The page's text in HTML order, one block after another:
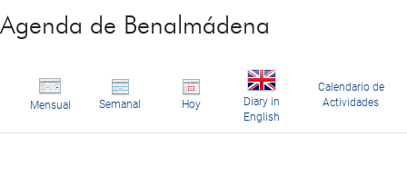
Agenda de Benalmádena
Mensual Semanal Hoy
Diary in
English
Calendario de
Actividades